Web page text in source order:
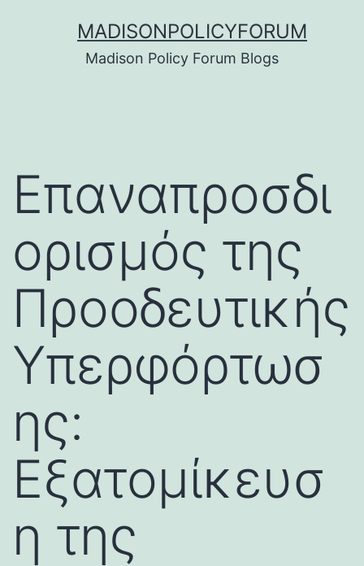
MADISONPOLICYFORUM
Madison Policy Forum Blogs
Επαναπροσδι
ορισμός της
Προοδευτικής
Υπερφόρτωσ
ης:
Εξατομίκευσ
η της